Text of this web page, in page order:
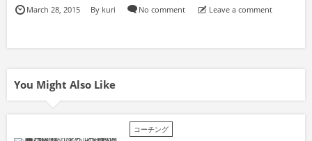
March 28,2015 By kuri No comment Leave a comment
You Might Also Like
コーチング